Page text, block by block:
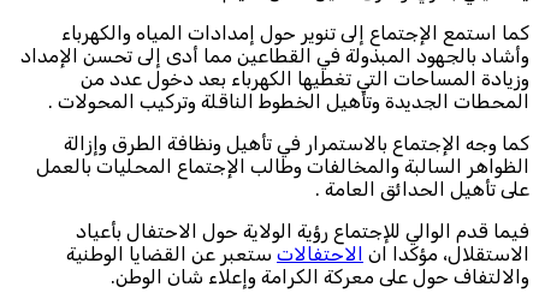
كما استمع الإجتماع إلى تنوير حول إمدادات المياه والكهرباء
وأشاد بالجهود المبذولة في القطاعين مما أدى إلى تحسن الإمداد
وزيادة المساحات التي تغطيها الكهرباء بعد دخول عدد من
المحطات الجديدة وتأهيل الخطوط الناقلة وتركيب المحولات .
كما وجه الإجتماع بالاستمرار في تأهيل ونظافة الطرق وإزالة
الظواهر السالبة والمخالفات وطالب الإجتماع المحليات بالعمل
على تأهيل الحدائق العامة .
فيما قدم الوالي للإجتماع رؤية الولاية حول الاحتفال بأعياد
الاستقلال، مؤكدا ان الاحتفالات ستعبر عن القضايا الوطنية
والالتفاف حول على معركة الكرامة وإعلاء شان الوطن.